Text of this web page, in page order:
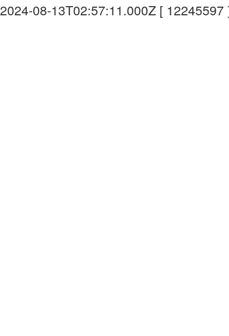
2024-08-13T02:57:11.000Z [ 12245597